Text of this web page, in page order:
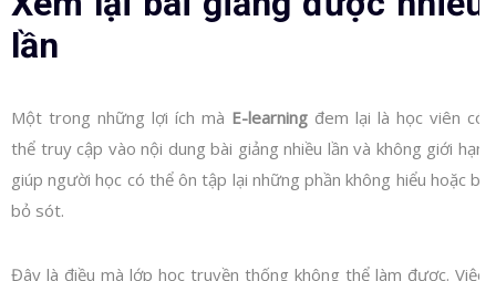
lần
Một trong những lợi ích mà E-learning đem lại là học viên có
thể truy cập vào nội dung bài giảng nhiều lần và không giới hạn
giúp người học có thể ôn tập lại những phần không hiểu hoặc bị
bỏ sót.
Đây là điều mà lớp học truyền thống không thể làm được. Việc